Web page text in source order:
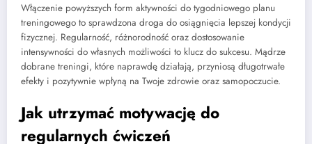
Włączenie powyższych form aktywności do tygodniowego planu
treningowego to sprawdzona droga do osiągnięcia lepszej kondycji
fizycznej. Regularność, różnorodność oraz dostosowanie
intensywności do własnych możliwości to klucz do sukcesu. Mądrze
dobrane treningi, które naprawdę działają, przyniosą długotrwałe
efekty i pozytywnie wpłyną na Twoje zdrowie oraz samopoczucie.
Jak utrzymać motywację do
regularnych ćwiczeń